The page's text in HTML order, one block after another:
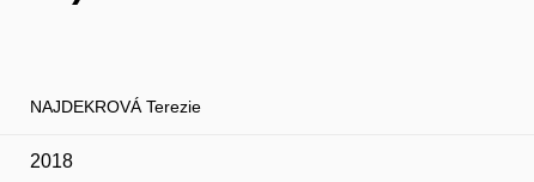
NAJDEKROVÁ Terezie
2018